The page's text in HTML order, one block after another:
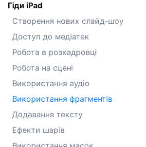
Гіди iPad
Створення нових слайд-шоу
Доступ до медіатек
Робота в розкадровці
Робота на сцені
Використання аудіо
Використання фрагментів
Додавання тексту
Ефекти шарів